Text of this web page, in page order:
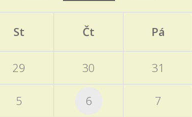
St Čt Pá
29 30 31
5 6 7